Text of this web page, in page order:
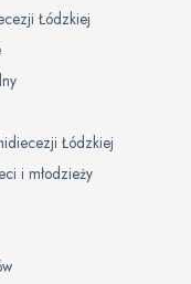
Łódzkiej
Łódzkiej
i młodzieży